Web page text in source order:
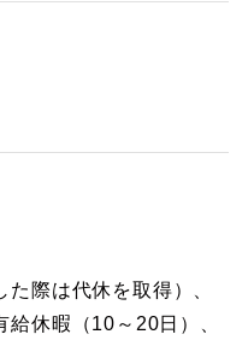
際は代休を取得）、
給休暇（10～20日）、